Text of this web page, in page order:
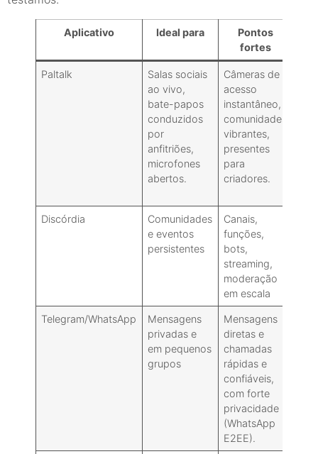
Aplicativo Ideal para
Pontos
fortes
Paltalk
Salas sociais
ao vivo,
bate-papos
conduzidos
por
anfitriões,
microfones
abertos.
Câmeras de
acesso
instantâneo,
comunidades
vibrantes,
presentes
para
criadores.
Discórdia
Comunidades
e eventos
persistentes
Canais,
funções,
bots,
streaming,
moderação
em escala
Telegram/WhatsApp
Mensagens
privadas e
em pequenos
grupos
Mensagens
diretas e
chamadas
rápidas e
confiáveis,
com forte
privacidade
(WhatsApp
E2EE).